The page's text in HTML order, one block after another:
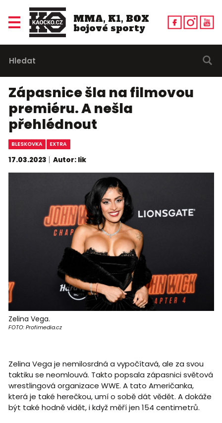
MMA, K1, BOX
bojové sporty
Zápasnice šla na filmovou
premiéru. A nešla
přehlédnout
BLESKOVKA EXTRA
17.03.2023 Autor: lik
Zelina Vega.
FOTO: Profimedia.cz
Zelina Vega je nemilosrdná a vypočítavá, ale za svou
taktiku se neomlouvá. Takto popsala zápasnici světová
wrestlingová organizace WWE. A tato Američanka,
která je také herečkou, umí o sobě dát vědět. A dokáže
být také hodně vidět, i když měří jen 154 centimetrů.